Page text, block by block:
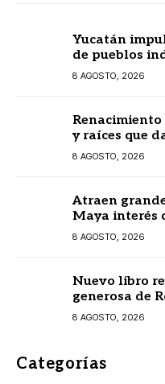
Yucatán
de pueblos
8 AGOSTO, 2026
y raíces que
8 AGOSTO, 2026
Atraen
Maya interés
8 AGOSTO, 2026
Nuevo libro
generosa de
8 AGOSTO, 2026
Categorías